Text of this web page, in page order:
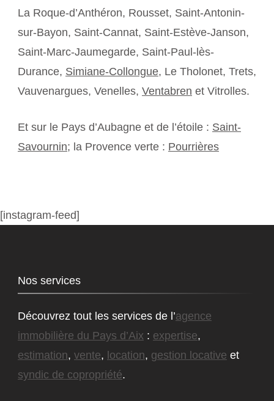
La Roque-d’Anthéron, Rousset, Saint-Antonin-
sur-Bayon, Saint-Cannat, Saint-Estève-Janson,
Saint-Marc-Jaumegarde, Saint-Paul-lès-
Durance, Simiane-Collongue, Le Tholonet, Trets,
Vauvenargues, Venelles, Ventabren et Vitrolles.
Et sur le Pays d’Aubagne et de l’étoile : Saint-
Savournin; la Provence verte : Pourrières
[instagram-feed]
Nos services
Découvrez tout les services de l’agence
immobilière du Pays d’Aix : expertise,
estimation, vente, location, gestion locative et
syndic de copropriété.